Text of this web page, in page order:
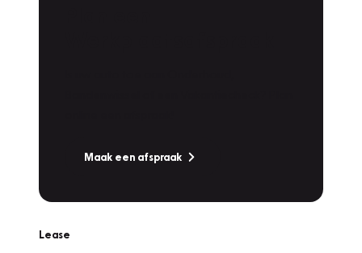
Maak een afspraak
Lease